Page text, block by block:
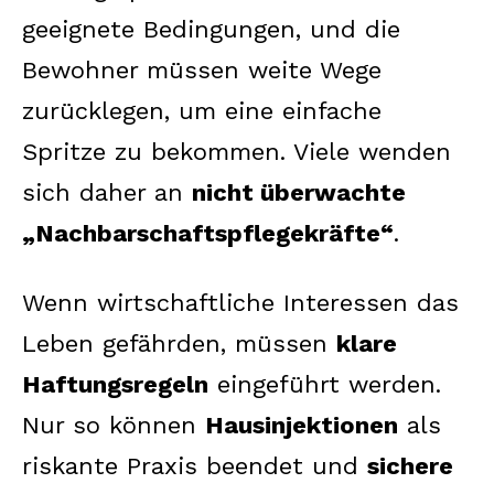
geeignete Bedingungen, und die
Bewohner müssen weite Wege
zurücklegen, um eine einfache
Spritze zu bekommen. Viele wenden
sich daher an nicht überwachte
„Nachbarschaftspflegekräfte“.
Wenn wirtschaftliche Interessen das
Leben gefährden, müssen klare
Haftungsregeln eingeführt werden.
Nur so können Hausinjektionen als
riskante Praxis beendet und sichere